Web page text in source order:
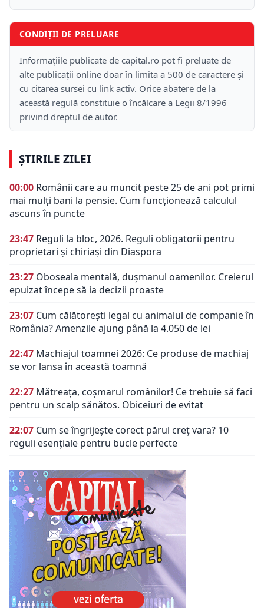
CONDIȚII DE PRELUARE
Informațiile publicate de capital.ro pot fi preluate de
alte publicații online doar în limita a 500 de caractere și
cu citarea sursei cu link activ. Orice abatere de la
această regulă constituie o încălcare a Legii 8/1996
privind dreptul de autor.
ȘTIRILE ZILEI
00:00 Românii care au muncit peste 25 de ani pot primi
mai mulți bani la pensie. Cum funcționează calculul
ascuns în puncte
23:47 Reguli la bloc, 2026. Reguli obligatorii pentru
proprietari și chiriași din Diaspora
23:27 Oboseala mentală, dușmanul oamenilor. Creierul
epuizat începe să ia decizii proaste
23:07 Cum călătorești legal cu animalul de companie în
România? Amenzile ajung până la 4.050 de lei
22:47 Machiajul toamnei 2026: Ce produse de machiaj
se vor lansa în această toamnă
22:27 Mătreața, coșmarul românilor! Ce trebuie să faci
pentru un scalp sănătos. Obiceiuri de evitat
22:07 Cum se îngrijește corect părul creț vara? 10
reguli esențiale pentru bucle perfecte